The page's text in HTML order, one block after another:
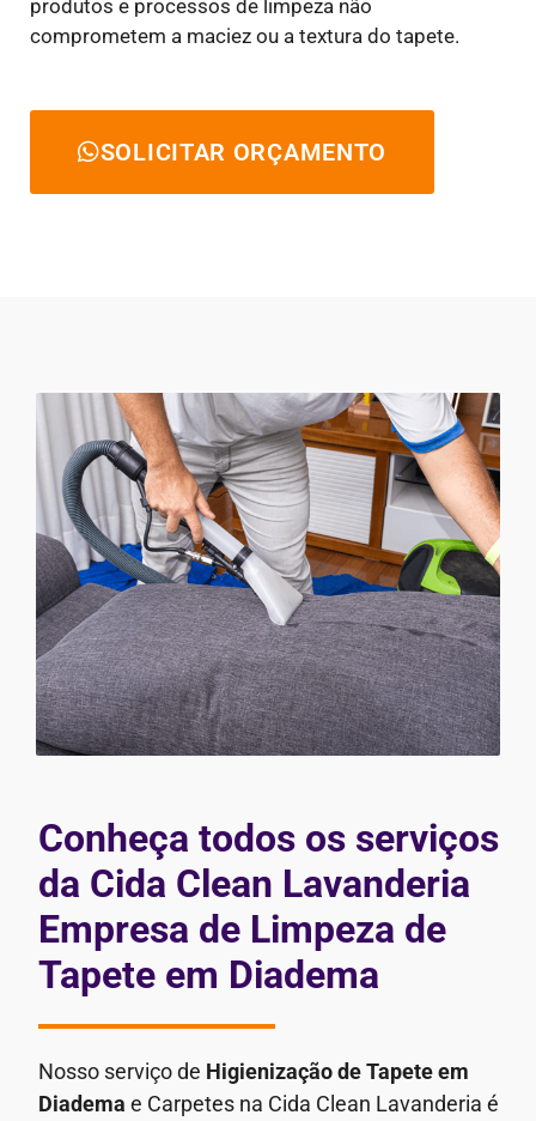
produtos e processos de limpeza não
comprometem a maciez ou a textura do tapete.
SOLICITAR ORÇAMENTO
Conheça todos os serviços
da Cida Clean Lavanderia
Empresa de Limpeza de
Tapete em Diadema
Nosso serviço de Higienização de Tapete em
Diadema e Carpetes na Cida Clean Lavanderia é